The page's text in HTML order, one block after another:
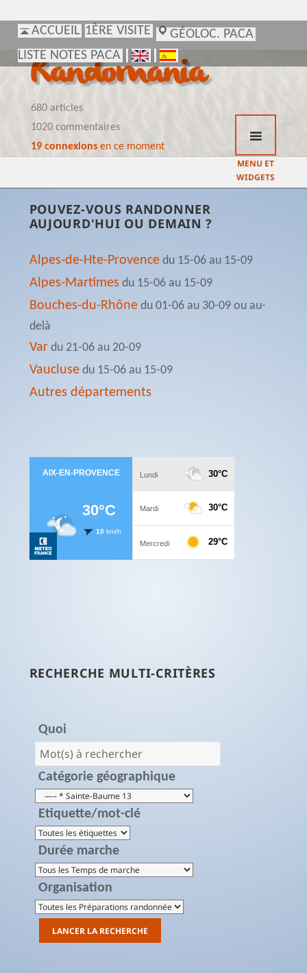
ACCUEIL 1ÈRE VISITE
GÉOLOC. PACA
LISTE NOTES PACA
Randomania
680 articles
1020 commentaires
19 connexionsen ce moment
MENU ET
WIDGETS
POUVEZ-VOUS RANDONNER
AUJOURD'HUI OU DEMAIN ?
Alpes-de-Hte-Provencedu 15-06 au 15-09
Alpes-Martimes du 15-06 au 15-09
Bouches-du-Rhônedu 01-06 au 30-09 ou au-
delà
Vardu 21-06 au 20-09
Vauclusedu 15-06 au 15-09
Autres départements
RECHERCHE MULTI-CRITÈRES
Quoi
Catégorie géographique
Etiquette/mot-clé
Durée marche
Organisation
ACCUEIL 1ÈRE VISITE
GÉOLOC. PACA
LISTE NOTES PACA